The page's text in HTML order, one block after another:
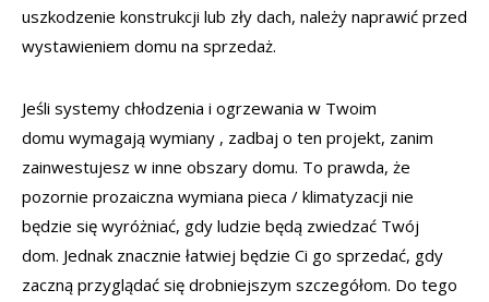
uszkodzenie konstrukcji lub zły dach, należy naprawić przed
wystawieniem domu na sprzedaż.
Jeśli systemy chłodzenia i ogrzewania w Twoim
domu wymagają wymiany , zadbaj o ten projekt, zanim
zainwestujesz w inne obszary domu. To prawda, że ​​
pozornie prozaiczna wymiana pieca / klimatyzacji nie
będzie się wyróżniać, gdy ludzie będą zwiedzać Twój
dom. Jednak znacznie łatwiej będzie Ci go sprzedać, gdy
zaczną przyglądać się drobniejszym szczegółom. Do tego